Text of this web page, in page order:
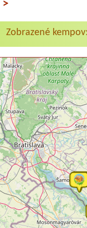
>
Zobrazené